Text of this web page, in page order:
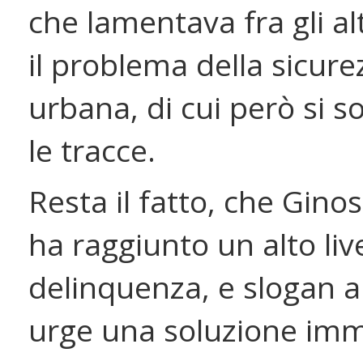
che lamentava fra gli
il problema della
urbana, di cui però si
le tracce.
Resta il fatto, che
ha raggiunto un alto
delinquenza, e slogan
urge una soluzione